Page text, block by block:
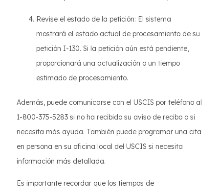
Revise el estado de la petición: El sistema
mostrará el estado actual de procesamiento de su
petición I-130. Si la petición aún está pendiente,
proporcionará una actualización o un tiempo
estimado de procesamiento.
Además, puede comunicarse con el USCIS por teléfono al
1-800-375-5283 si no ha recibido su aviso de recibo o si
necesita más ayuda. También puede programar una cita
en persona en su oficina local del USCIS si necesita
información más detallada.
Es importante recordar que los tiempos de